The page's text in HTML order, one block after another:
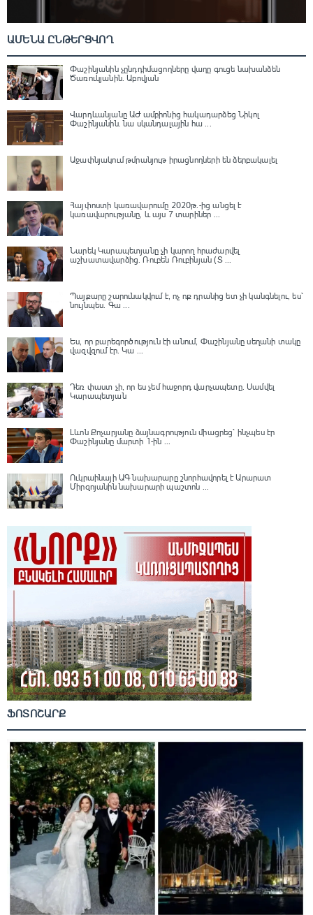
ԱՄԵՆԱ ԸՆԹԵՐՑՎՈՂ
Փաշինյանին չընդդիմացողները վաղը գուցե նախանձեն
Ծառուկյանին. Աբովյան
Վարդևանյանը ԱԺ ամբիոնից հակադարձեց Նիկոլ
Փաշինյանին․ նա սկանդալային հա ...
Աջափնյակում թմրանյութ իրացնողների են ձերբակալել
Հայփոստի կառավարումը 2020թ.-ից անցել է
կառավարությանը, և այս 7 տարիներ ...
Նարեկ Կարապետյանը չի կարող հրաժարվել
աշխատավարձից. Ռուբեն Ռուբինյան (Տ ...
Պայքարը շարունակվում է, ոչ ոք դրանից ետ չի կանգնելու, ես՝
նույնպես․ Գա ...
Ես, որ բարեգործություն էի անում, Փաշինյանը սեղանի տակը
վազվզում էր․ Կա ...
Դեռ փաստ չի, որ ես չեմ հաջորդ վարչապետը․ Սամվել
Կարապետյան
Լևոն Քոչարյանը ձայնագրություն միացրեց՝ ինչպես էր
Փաշինյանը մարտի 1-ին ...
Ուկրաինայի ԱԳ նախարարը շնորհավորել է Արարատ
Միրզոյանին նախարարի պաշտոն ...
ՖՈՏՈՇԱՐՔ